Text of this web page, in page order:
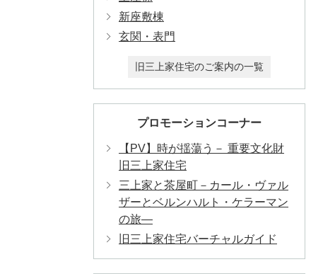
新座敷棟
玄関・表門
旧三上家住宅のご案内の一覧
プロモーションコーナー
【PV】時が揺蕩う－ 重要文化財
旧三上家住宅
三上家と茶屋町－カール・ヴァル
ザーとベルンハルト・ケラーマン
の旅―
旧三上家住宅バーチャルガイド